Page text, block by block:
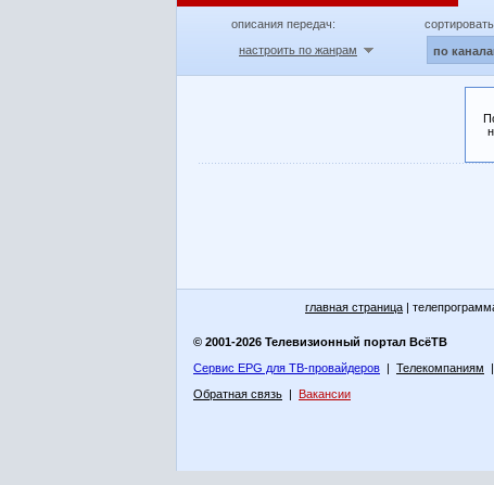
описания передач:
настроить по жанрам
по
главная страница |
© 2001-2026 Телевизионный портал ВсёТВ
Сервис EPG для ТВ-провайдеров | Телекомпаниям |
Обратная связь | Вакансии